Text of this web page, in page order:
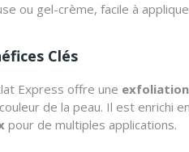
ou gel-crème, facile à
Clés
Express offre une
de la peau. Il est enrichi en
pour de multiples applications.